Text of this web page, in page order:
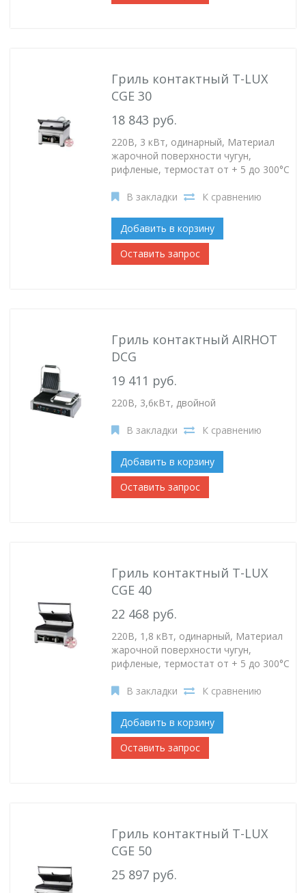
Гриль контактный T-LUX
CGE 30
18 843 руб.
220В, 3 кВт, одинарный, Материал
жарочной поверхности чугун,
рифленые, термостат от + 5 до 300°C
В закладки К сравнению
Добавить в корзину
Оставить запрос
Гриль контактный AIRHOT
DCG
19 411 руб.
220В, 3,6кВт, двойной
В закладки К сравнению
Добавить в корзину
Оставить запрос
Гриль контактный T-LUX
CGE 40
22 468 руб.
220В, 1,8 кВт, одинарный, Материал
жарочной поверхности чугун,
рифленые, термостат от + 5 до 300°C
В закладки К сравнению
Добавить в корзину
Оставить запрос
Гриль контактный T-LUX
CGE 50
25 897 руб.